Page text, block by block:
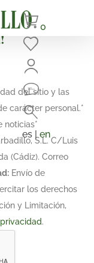
en tu
del sitio y las
carácter personal.*
noticias*
S.L. C/Luis
(Cádiz). Correo
Envío de
los derechos
y Limitación,
.
0
es |en